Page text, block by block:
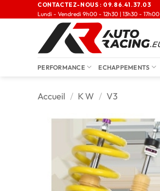
CONTACTEZ-NOUS : 09.86.41.37.03
Lundi - Vendredi 9h00 - 12h30 | 13h30 - 17h00
PERFORMANCE ECHAPPEMENTS
Accueil / K W / V3